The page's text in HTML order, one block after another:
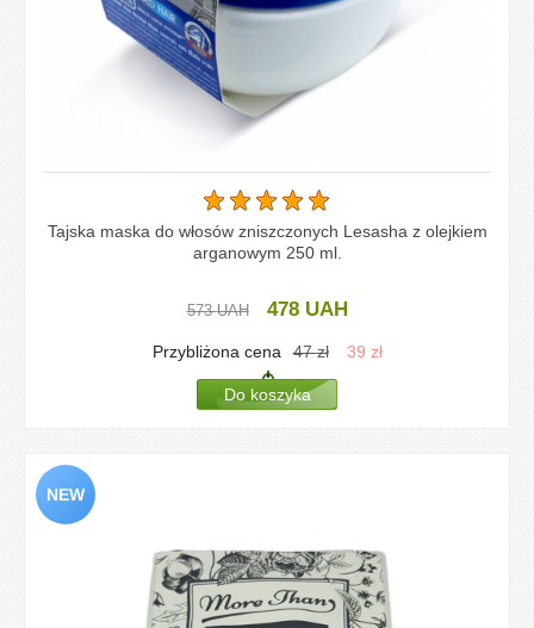
Tajska maska do włosów zniszczonych Lesasha z olejkiem
arganowym 250 ml.
573UAH 478 UAH
Przybliżona cena 47zł 39 zł